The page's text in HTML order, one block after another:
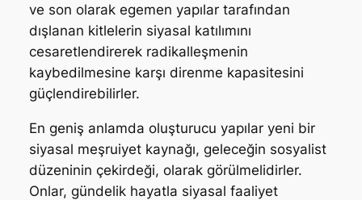
ve son olarak egemen yapılar tarafından
dışlanan kitlelerin siyasal katılımını
cesaretlendirerek radikalleşmenin
kaybedilmesine karşı direnme kapasitesini
güçlendirebilirler.
En geniş anlamda oluşturucu yapılar yeni bir
siyasal meşruiyet kaynağı, geleceğin sosyalist
düzeninin çekirdeği, olarak görülmelidirler.
Onlar, gündelik hayatla siyasal faaliyet